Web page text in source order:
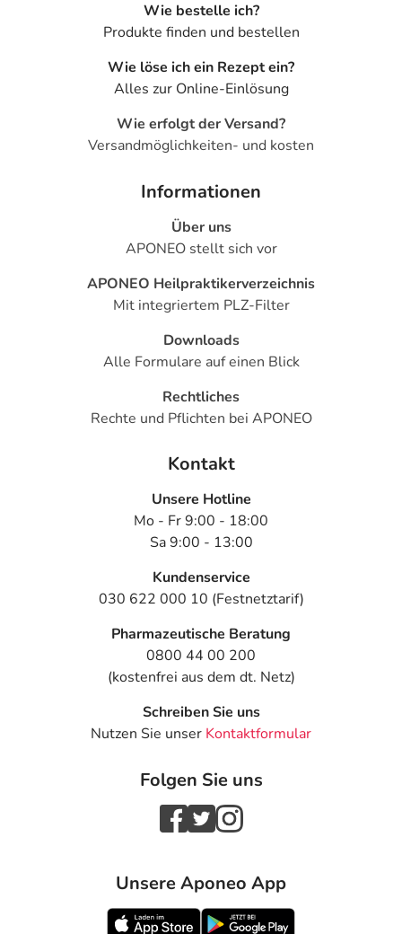
Wie bestelle ich?
Produkte finden und bestellen
Wie löse ich ein Rezept ein?
Alles zur Online-Einlösung
Wie erfolgt der Versand?
Versandmöglichkeiten- und kosten
Informationen
Über uns
APONEO stellt sich vor
APONEO Heilpraktikerverzeichnis
Mit integriertem PLZ-Filter
Downloads
Alle Formulare auf einen Blick
Rechtliches
Rechte und Pflichten bei APONEO
Kontakt
Unsere Hotline
Mo - Fr 9:00 - 18:00
Sa 9:00 - 13:00
Kundenservice
030 622 000 10 (Festnetztarif)
Pharmazeutische Beratung
0800 44 00 200
(kostenfrei aus dem dt. Netz)
Schreiben Sie uns
Nutzen Sie unser Kontaktformular
Folgen Sie uns
Unsere Aponeo App